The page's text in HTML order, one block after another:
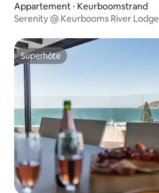
Appartement ⋅ Keurboomstrand
Serenity @ Keurbooms River Lodge
Superhôte
Superhôte